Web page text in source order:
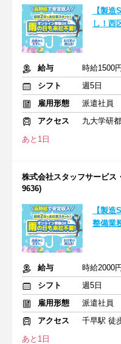
【製
し！西
給与
時給1500
シフト
週5日
雇用形態
派遣社員
アクセス
九大学研
あと1日
株式会社スタッフサービス
9636)
【製
整備業
給与
時給2000
シフト
週5日
雇用形態
派遣社員
アクセス
千早駅 徒
あと1日